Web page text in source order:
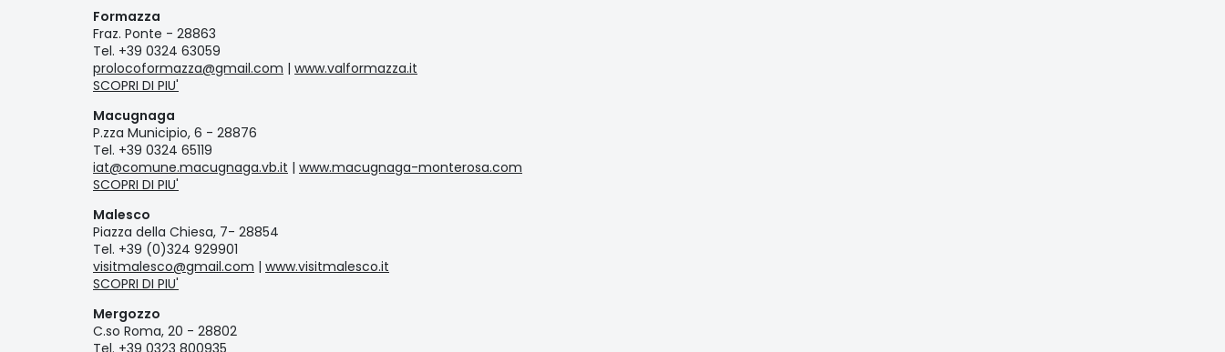
Formazza
Fraz. Ponte - 28863
Tel. +39 0324 63059
prolocoformazza@gmail.com | www.valformazza.it
SCOPRI DI PIU'
Macugnaga
P.zza Municipio, 6 - 28876
Tel. +39 0324 65119
iat@comune.macugnaga.vb.it | www.macugnaga-monterosa.com
SCOPRI DI PIU'
Malesco
Piazza della Chiesa, 7- 28854
Tel. +39 (0)324 929901
visitmalesco@gmail.com | www.visitmalesco.it
SCOPRI DI PIU'
Mergozzo
C.so Roma, 20 - 28802